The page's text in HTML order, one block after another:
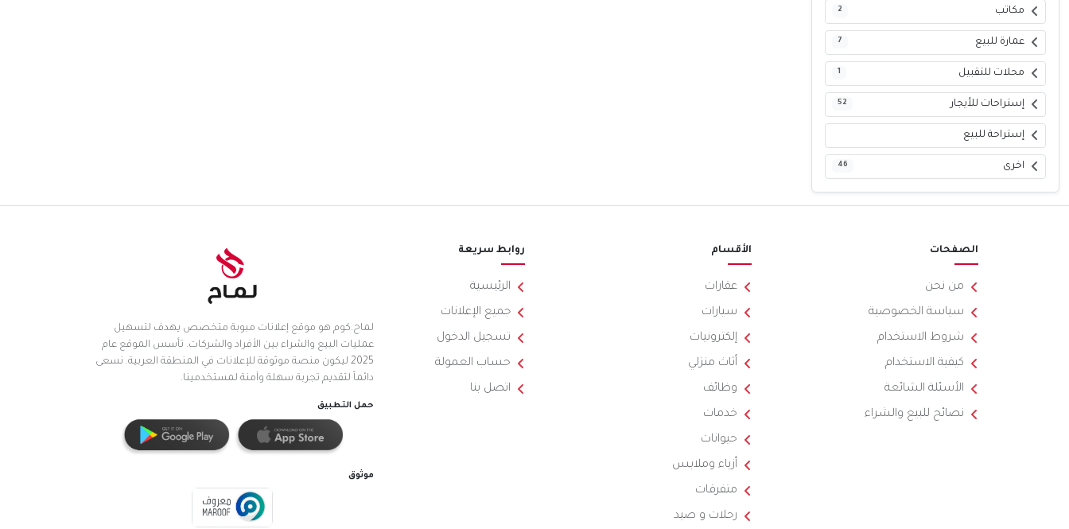
مكاتب 2
عمارة للبيع 7
محلات للتقبيل 1
إستراحات للأيجار 52
إستراحة للبيع
اخرى 46
الصفحات
من نحن
سياسة الخصوصية
شروط الاستخدام
كيفية الاستخدام
الأسئلة الشائعة
نصائح للبيع والشراء
الأقسام
عقارات
سيارات
إلكترونيات
أثاث منزلي
وظائف
خدمات
حيوانات
أزياء وملابس
متفرقات
رحلات و صيد
روابط سريعة
الرئيسية
جميع الإعلانات
تسجيل الدخول
حساب العمولة
اتصل بنا
لماح.كوم هو موقع إعلانات مبوبة متخصص يهدف لتسهيل
عمليات البيع والشراء بين الأفراد والشركات. تأسس الموقع عام
2025 ليكون منصة موثوقة للإعلانات في المنطقة العربية. نسعى
دائماً لتقديم تجربة سهلة وآمنة لمستخدمينا.
حمل التطبيق
موثوق